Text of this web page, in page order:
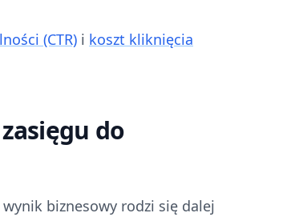
(CTR) i koszt kliknięcia
do
biznesowy rodzi się dalej